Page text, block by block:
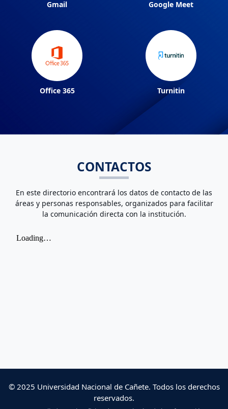
Gmail Google Meet
Office 365 Turnitin
CONTACTOS
En este directorio encontrará los datos de contacto de las
áreas y personas responsables, organizados para facilitar
la comunicación directa con la institución.
© 2025 Universidad Nacional de Cañete. Todos los derechos
reservados.